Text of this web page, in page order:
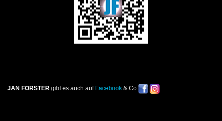
JAN FORSTER gibt es auch auf Facebook & Co.